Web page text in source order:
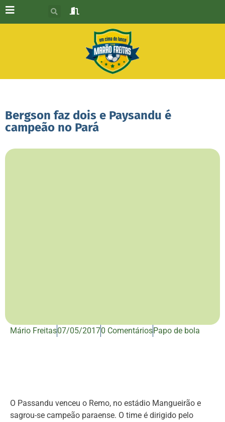
Bergson faz dois e Paysandu é
campeão no Pará
Mário Freitas07/05/20170 ComentáriosPapo de bola
O Passandu venceu o Remo, no estádio Mangueirão e
sagrou-se campeão paraense. O time é dirigido pelo